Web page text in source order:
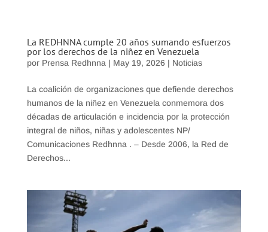
La REDHNNA cumple 20 años sumando esfuerzos
por los derechos de la niñez en Venezuela
por Prensa Redhnna| May 19, 2026 | Noticias
La coalición de organizaciones que defiende derechos
humanos de la niñez en Venezuela conmemora dos
décadas de articulación e incidencia por la protección
integral de niños, niñas y adolescentes NP/
Comunicaciones Redhnna . – Desde 2006, la Red de
Derechos...